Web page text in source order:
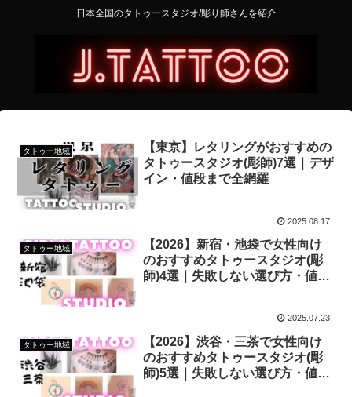
日本全国のタトゥースタジオ/彫り師さんを紹介
タトゥー地域
【東京】レタリングがおすすめの
タトゥースタジオ(彫師)7選｜デザ
イン・値段まで全網羅
2025.08.17
タトゥー地域
【2026】新宿・池袋で女性向け
のおすすめタトゥースタジオ(彫
師)4選｜失敗しない選び方・値
2025.07.23
タトゥー地域
【2026】渋谷・三茶で女性向け
のおすすめタトゥースタジオ(彫
師)5選｜失敗しない選び方・値